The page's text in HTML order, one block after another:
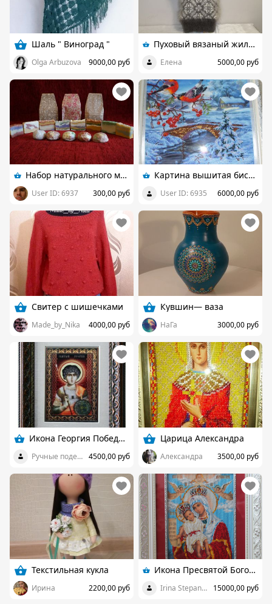
Шаль " Виноград "
Olga Arbuzova 9000,00 руб
Пуховый вязаный жилет "Цветочек с веточкой"
Елена 5000,00 руб
Набор натурального мыла ручной работы
User ID: 6937 300,00 руб
Картина вышитая бисером "Ветка рябины"
User ID: 6935 6000,00 руб
Свитер с шишечками
Made_by_Nika 4000,00 руб
Кувшин— ваза
НаГа 3000,00 руб
Икона Георгия Победоносца
Ручные поделки 4500,00 руб
Царица Александра
Александра 3500,00 руб
Текстильная кукла
Ирина 2200,00 руб
Икона Пресвятой Богородицы Милующая
Irina Stepanova 15000,00 руб